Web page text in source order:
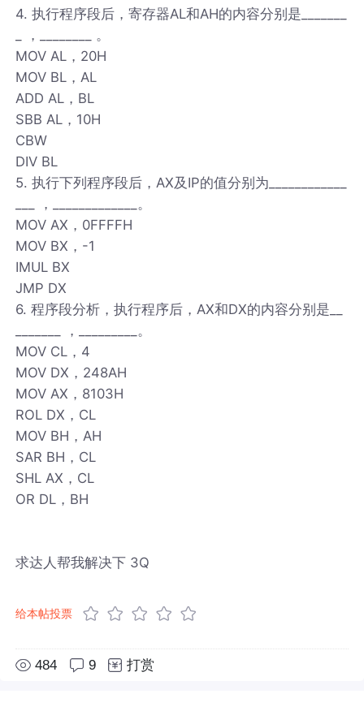
4. 执行程序段后，寄存器AL和AH的内容分别是_______
_ ，________ 。
MOV AL，20H
MOV BL，AL
ADD AL，BL
SBB AL，10H
CBW
DIV BL
5. 执行下列程序段后，AX及IP的值分别为____________
___ ，_____________。
MOV AX，0FFFFH
MOV BX，-1
IMUL BX
JMP DX
6. 程序段分析，执行程序后，AX和DX的内容分别是__
_______ ，_________。
MOV CL，4
MOV DX，248AH
MOV AX，8103H
ROL DX，CL
MOV BH，AH
SAR BH，CL
SHL AX，CL
OR DL，BH
求达人帮我解决下 3Q
给本帖投票
484 9 打赏